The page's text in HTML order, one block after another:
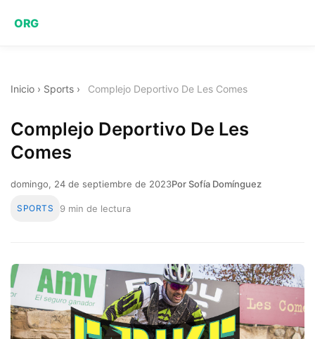
ORG
Inicio › Sports › Complejo Deportivo De Les Comes
Complejo Deportivo De Les
Comes
domingo, 24 de septiembre de 2023Por Sofía Domínguez
SPORTS 9 min de lectura